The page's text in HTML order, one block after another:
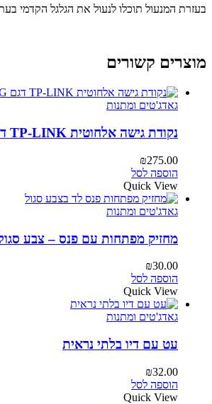
בעזרת המנעול תוכלו לנעול את הגלגל הקדמי
מוצרים קשורים
גאדג'טים ומתנות
נקודת גישה אלחוטית TP-LINK דגם TL-WA501G
₪275.00
הוספה לסל
Quick View
גאדג'טים ומתנות
מחזיק מפתחות עם פנס – צבע
₪30.00
הוספה לסל
Quick View
גאדג'טים ומתנות
עט עם דיו בלתי נראית
₪32.00
הוספה לסל
Quick View